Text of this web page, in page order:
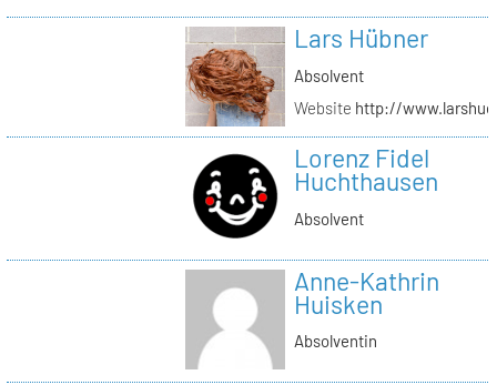
Lars Hübner
Absolvent
Website http://
Lorenz Fidel
Huchthausen
Absolvent
Anne-Kathrin
Huisken
Absolventin